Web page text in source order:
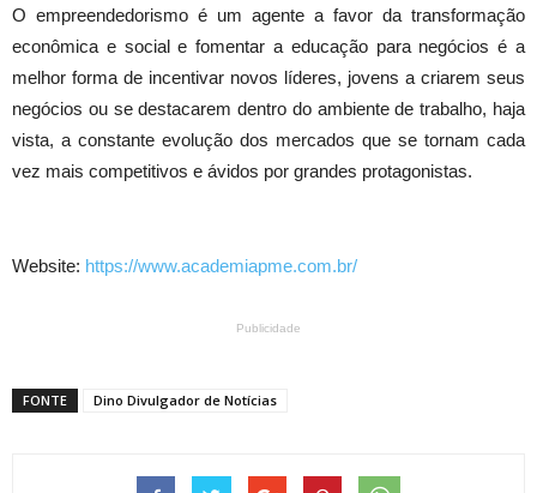
O empreendedorismo é um agente a favor da transformação
econômica e social e fomentar a educação para negócios é a
melhor forma de incentivar novos líderes, jovens a criarem seus
negócios ou se destacarem dentro do ambiente de trabalho, haja
vista, a constante evolução dos mercados que se tornam cada
vez mais competitivos e ávidos por grandes protagonistas.
Website: https://www.academiapme.com.br/
Publicidade
FONTE Dino Divulgador de Notícias